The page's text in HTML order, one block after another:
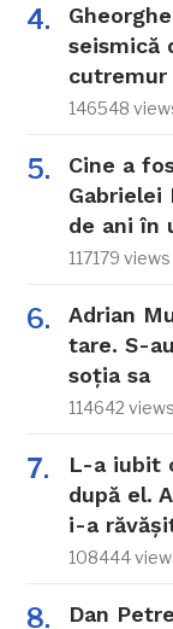
seismică
cutremur
146548
Cine a
Gabrielei
de ani în
117179 views
Adrian
tare. S-
soția sa
114642 views
L-a iubit
după el.
i-a
108444
Dan